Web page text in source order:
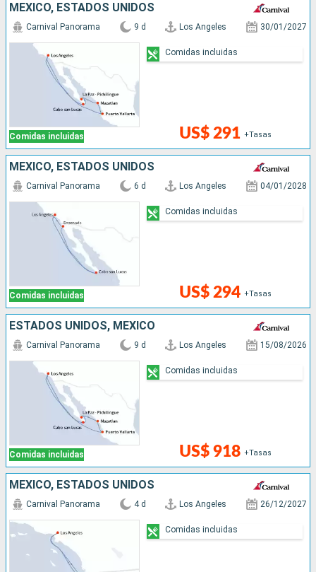
MÉXICO, ESTADOS UNIDOS
Comidas incluidas
Carnival Panorama 9 d Los Angeles 30/01/2027
US$ 291 +Tasas
Comidas incluidas
MÉXICO, ESTADOS UNIDOS
Comidas incluidas
Carnival Panorama 6 d Los Angeles 04/01/2028
US$ 294 +Tasas
Comidas incluidas
ESTADOS UNIDOS, MÉXICO
Comidas incluidas
Carnival Panorama 9 d Los Angeles 15/08/2026
US$ 918 +Tasas
Comidas incluidas
MÉXICO, ESTADOS UNIDOS
Carnival Panorama 4 d Los Angeles 26/12/2027
Comidas incluidas